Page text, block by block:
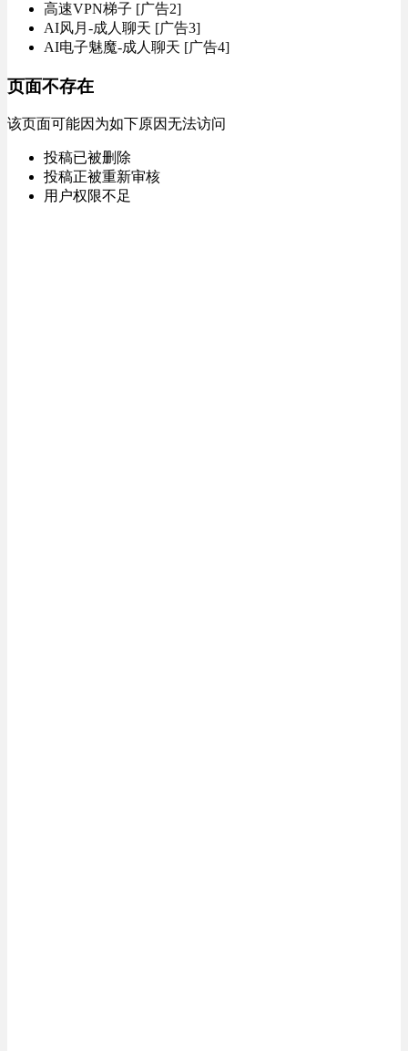
高速VPN梯子 [广告2]
AI风月-成人聊天 [广告3]
AI电子魅魔-成人聊天 [广告4]
页面不存在
该页面可能因为如下原因无法访问
投稿已被删除
投稿正被重新审核
用户权限不足